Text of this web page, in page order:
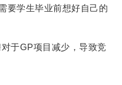
要学生毕业前想好自己的
于GP项目减少，导致竞